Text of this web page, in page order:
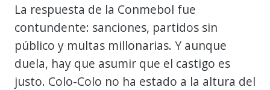
La respuesta de la Conmebol fue
contundente: sanciones, partidos sin
público y multas millonarias. Y aunque
duela, hay que asumir que el castigo es
justo. Colo-Colo no ha estado a la altura del